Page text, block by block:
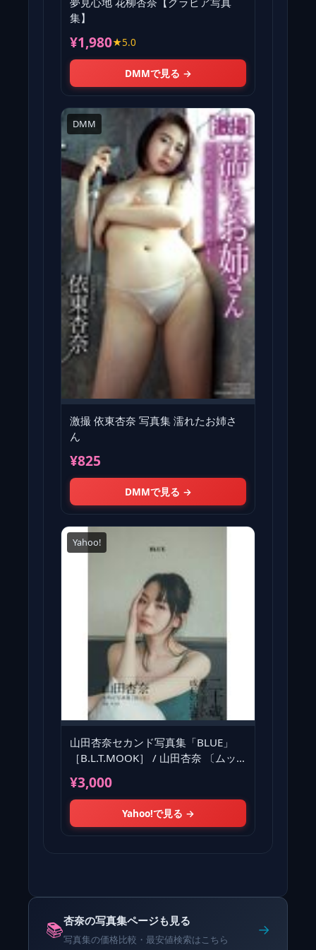
集】
¥1,980★5.0
DMMで見る →
DMM
激撮 依東杏奈 写真集 濡れたお姉さ
ん
¥825
DMMで見る →
Yahoo!
山田杏奈セカンド写真集「BLUE」
［B.L.T.MOOK］ / 山田杏奈 〔ムッ
¥3,000
Yahoo!で見る →
📚杏奈の写真集ページも見る
写真集の価格比較・最安値検索はこちら
→